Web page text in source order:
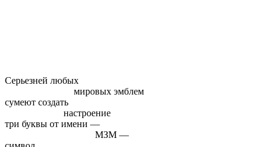
Серьезней любых
мировых эмблем
сумеют создать
настроение
три буквы от имени —
МЗМ —